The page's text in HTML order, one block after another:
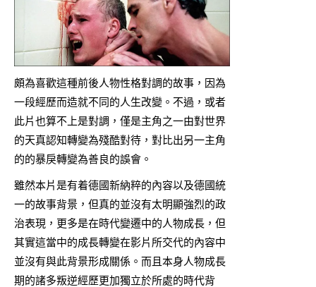
頗為喜歡這種前後人物性格對調的故事，因為
一段經歷而造就不同的人生改變。不過，或者
此片也算不上是對調，僅是主角之一由對世界
的天真認知轉變為殘酷對待，對比出另一主角
的的暴戾轉變為善良的誤會。
雖然本片是有着德國新納粹的內容以及德國統
一的故事背景，但真的並沒有太明顯強烈的政
治表現，更多是在時代變遷中的人物成長，但
其實這當中的成長轉變在影片所交代的內容中
並沒有與此背景形成關係。而且本身人物成長
期的諸多叛逆經歷更加獨立於所處的時代背